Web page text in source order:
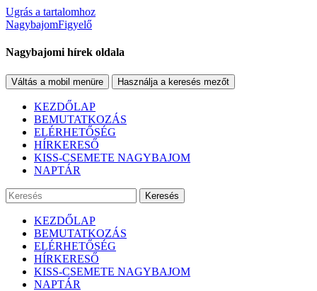
Ugrás a tartalomhoz
NagybajomFigyelő
Nagybajomi hírek oldala
Váltás a mobil menüre Használja a keresés mezőt
KEZDŐLAP
BEMUTATKOZÁS
ELÉRHETŐSÉG
HÍRKERESŐ
KISS-CSEMETE NAGYBAJOM
NAPTÁR
Keresés
KEZDŐLAP
BEMUTATKOZÁS
ELÉRHETŐSÉG
HÍRKERESŐ
KISS-CSEMETE NAGYBAJOM
NAPTÁR